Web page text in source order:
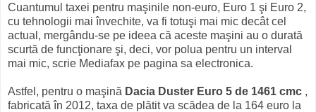
Cuantumul taxei pentru maşinile non-euro, Euro 1 şi Euro 2,
cu tehnologii mai învechite, va fi totuşi mai mic decât cel
actual, mergându-se pe ideea că aceste maşini au o durată
scurtă de funcţionare şi, deci, vor polua pentru un interval
mai mic, scrie Mediafax pe pagina sa electronica.
Astfel, pentru o maşină Dacia Duster Euro 5 de 1461 cmc ,
fabricată în 2012, taxa de plătit va scădea de la 164 euro la